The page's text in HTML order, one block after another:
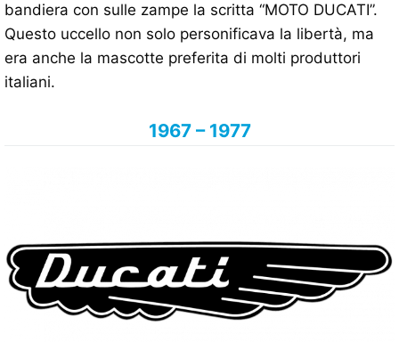
bandiera con sulle zampe la scritta “MOTO DUCATI”.
Questo uccello non solo personificava la libertà, ma
era anche la mascotte preferita di molti produttori
italiani.
1967 – 1977